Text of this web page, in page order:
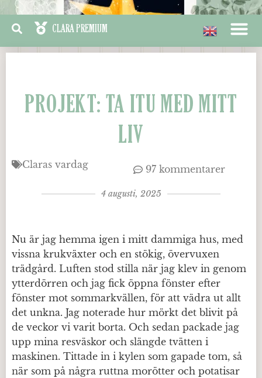
PROJEKT: TA ITU MED MITT
LIV
Claras vardag 97 kommentarer
4 augusti, 2025
Nu är jag hemma igen i mitt dammiga hus, med
vissna krukväxter och en stökig, övervuxen
trädgård. Luften stod stilla när jag klev in genom
ytterdörren och jag fick öppna fönster efter
fönster mot sommarkvällen, för att vädra ut allt
det unkna. Jag noterade hur mörkt det blivit på
de veckor vi varit borta. Och sedan packade jag
upp mina resväskor och slängde tvätten i
maskinen. Tittade in i kylen som gapade tom, så
när som på några ruttna morötter och potatisar